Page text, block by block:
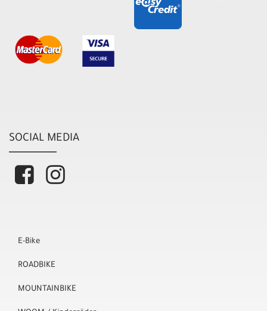
SOCIAL MEDIA
E-Bike
ROADBIKE
MOUNTAINBIKE